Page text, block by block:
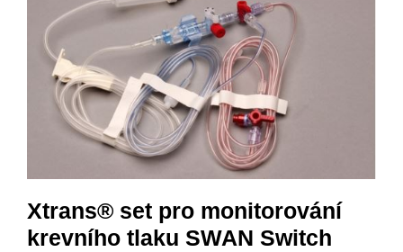
Xtrans® set pro monitorování
krevního tlaku SWAN Switch